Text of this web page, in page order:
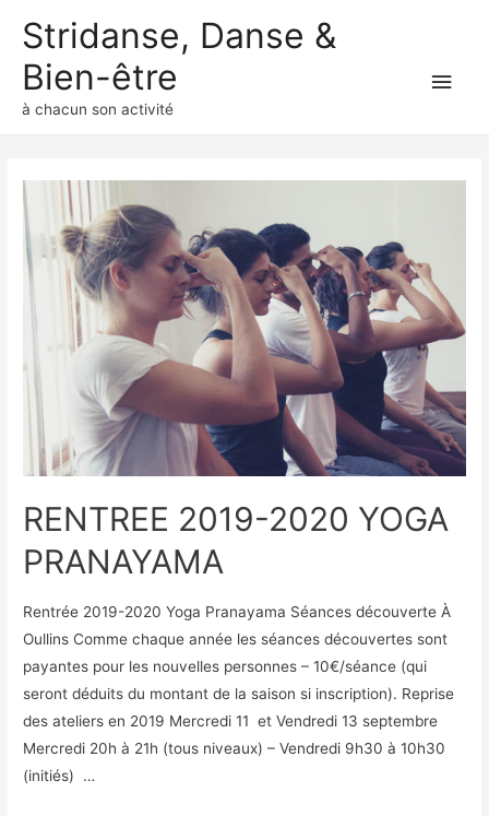
Stridanse, Danse &
Bien-être
à chacun son activité
RENTREE 2019-2020 YOGA
PRANAYAMA
Rentrée 2019-2020 Yoga Pranayama Séances découverte À
Oullins Comme chaque année les séances découvertes sont
payantes pour les nouvelles personnes – 10€/séance (qui
seront déduits du montant de la saison si inscription). Reprise
des ateliers en 2019 Mercredi 11 et Vendredi 13 septembre
Mercredi 20h à 21h (tous niveaux) – Vendredi 9h30 à 10h30
(initiés) …